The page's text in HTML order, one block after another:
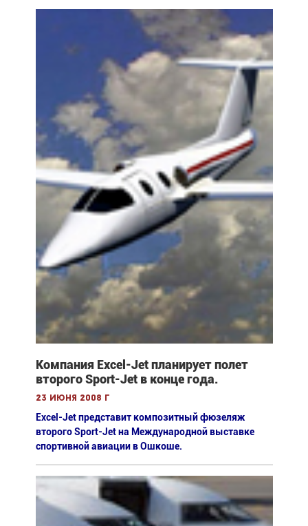
Компания Excel-Jet планирует полет
второго Sport-Jet в конце года.
23 июня 2008 г
Excel-Jet представит композитный фюзеляж
второго Sport-Jet на Международной выставке
спортивной авиации в Ошкоше.